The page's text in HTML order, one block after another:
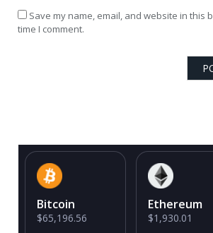
Save my name, email, and website in this
time I comment.
Bitcoin
$65,196.56
Ethereum
$1,930.01